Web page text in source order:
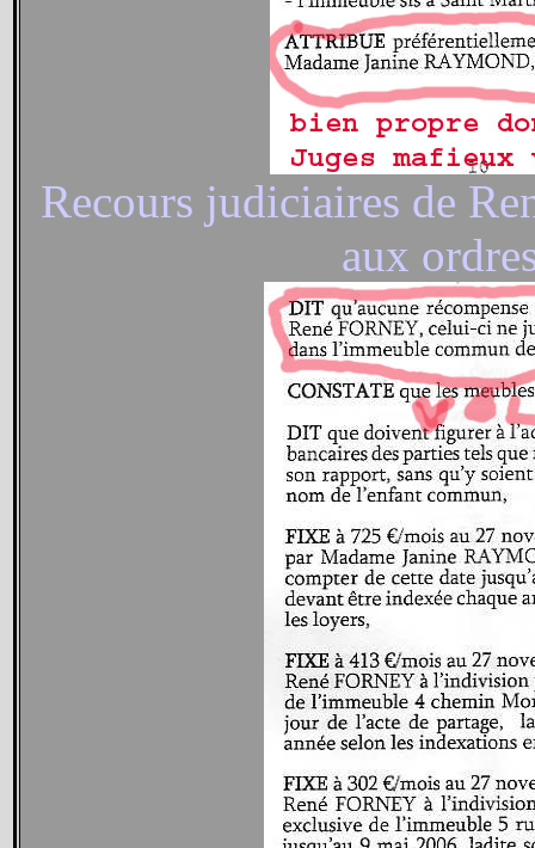
Recours judiciaires de
aux